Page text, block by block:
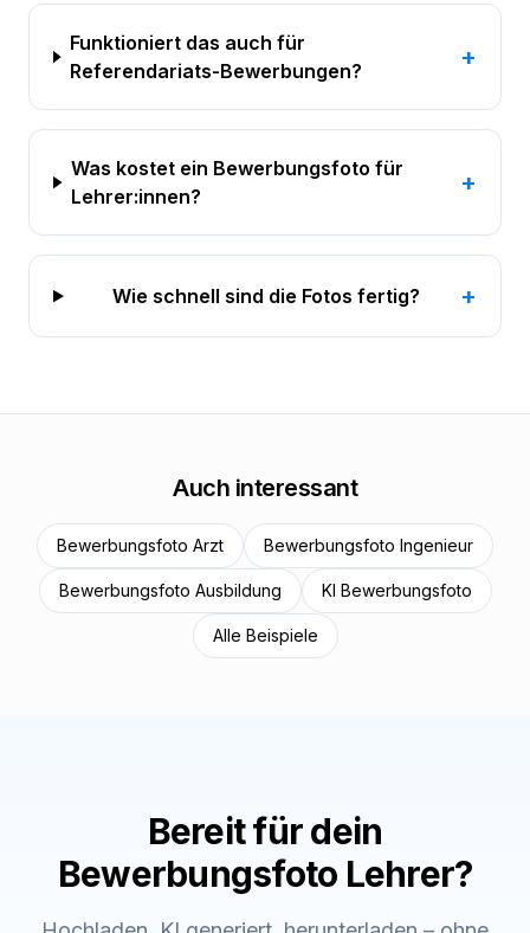
Funktioniert das auch für
Referendariats-Bewerbungen?
+
Was kostet ein Bewerbungsfoto für
Lehrer:innen?
+
Wie schnell sind die Fotos fertig? +
Auch interessant
Bewerbungsfoto Arzt Bewerbungsfoto Ingenieur
Bewerbungsfoto Ausbildung KI Bewerbungsfoto
Alle Beispiele
Bereit für dein
Bewerbungsfoto Lehrer?